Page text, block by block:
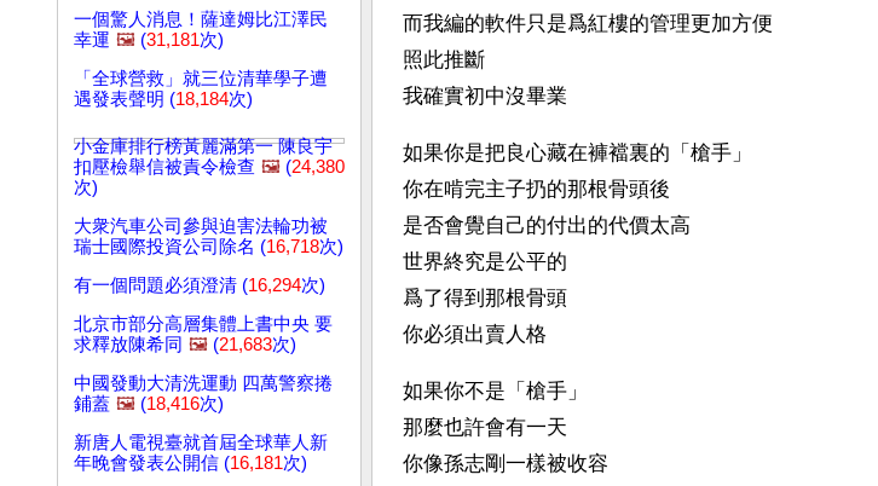
一個驚人消息！薩達姆比江澤民
幸運 🖼️ (31,181次)
「全球營救」就三位清華學子遭
遇發表聲明 (18,184次)
小金庫排行榜黃麗滿第一 陳良宇
扣壓檢舉信被責令檢查 🖼️ (24,380
次)
大衆汽車公司參與迫害法輪功被
瑞士國際投資公司除名 (16,718次)
有一個問題必須澄清 (16,294次)
北京市部分高層集體上書中央 要
求釋放陳希同 🖼️ (21,683次)
中國發動大清洗運動 四萬警察捲
鋪蓋 🖼️ (18,416次)
新唐人電視臺就首屆全球華人新
年晚會發表公開信 (16,181次)
而我編的軟件只是爲紅樓的管理更加方便
照此推斷
我確實初中沒畢業
如果你是把良心藏在褲襠裏的「槍手」
你在啃完主子扔的那根骨頭後
是否會覺自己的付出的代價太高
世界終究是公平的
爲了得到那根骨頭
你必須出賣人格
如果你不是「槍手」
那麼也許會有一天
你像孫志剛一樣被收容